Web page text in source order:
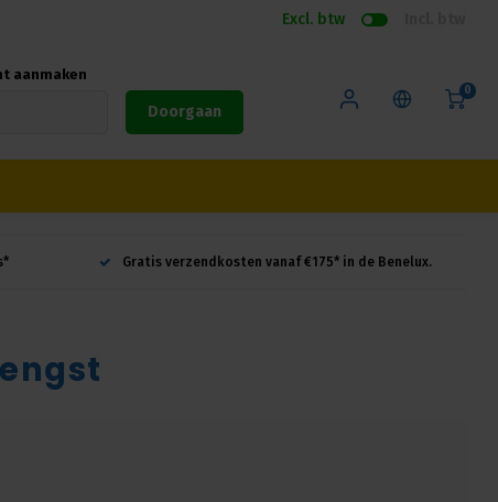
Excl. btw
aanmaken
Doorgaan
0
Gratis verzendkosten vanaf €175* in de Benelux.